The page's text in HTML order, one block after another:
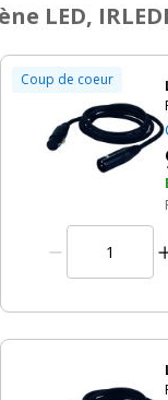
LED,
Coup de coeur